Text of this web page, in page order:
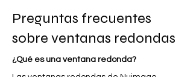
Preguntas frecuentes
sobre ventanas redondas
¿Qué es una ventana redonda?